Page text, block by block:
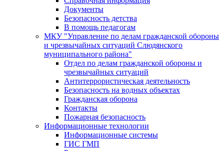
Документы
Безопасность детства
В помощь педагогам
МКУ "Управление по делам гражданской обороны
и чрезвычайных ситуаций Слюдянского
муниципального района"
Отдел по делам гражданской обороны и
чрезвычайных ситуаций
Антитеррористическая деятельность
Безопасность на водных объектах
Гражданская оборона
Контакты
Пожарная безопасность
Информационные технологии
Информационные системы
ГИС ГМП